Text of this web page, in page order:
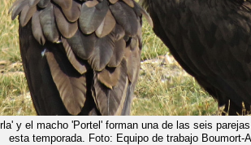
y el macho 'Portel' forman una de las seis
esta temporada. Foto: Equipo de trabajo Boumort-